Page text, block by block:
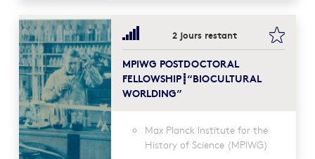
2 jours restant
MPIWG POSTDOCTORAL
FELLOWSHIP┋“BIOCULTURAL
WORLDING”
Max Planck Institute for the
History of Science (MPIWG)